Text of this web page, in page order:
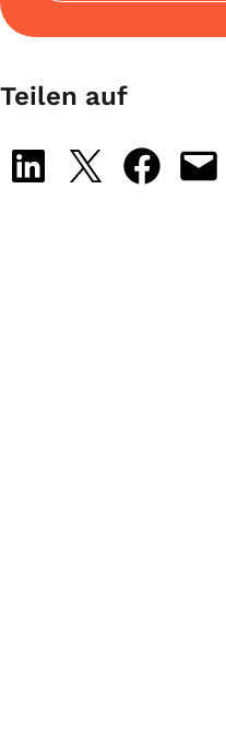
Teilen auf
Share on LinkedIn
Share on X Share on Facebook
Email this Page